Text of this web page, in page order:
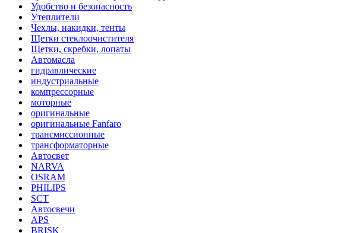
Удобство и безопасность
Утеплители
Чехлы, накидки, тенты
Щетки стеклоочистителя
Щетки, скребки, лопаты
Автомасла
гидравлические
индустриальные
компрессорные
моторные
оригинальные
оригинальные Fanfaro
трансмиссионные
трансформаторные
Автосвет
NARVA
OSRAM
PHILIPS
SCT
Автосвечи
APS
BRISK